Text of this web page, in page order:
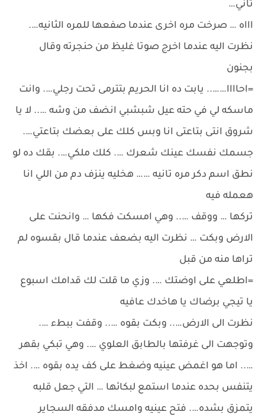
تاني…
اااه … صرخت مره اخرى عندما صفعها للمره الثانيه….
نظرت اليه عندما اخرج صوتا غليظ من حنجرته وقال
بجنون
=احاااا…….. يابت ده انا الحريم بتترمى تحت رجلي…. وانت
ماسكه لي في حته عيل شبشبي انضف من وشه ….. لا يا
شروق انتى بتاعتى انا وبس كلك على بعضك بتاعتي….
جسمك نفسك عينك شعرك …. كلك ملكي…. بقك ده لو
نطق اسم دكر مره تانيه …… هخليه ينزف دم من اللي انا
هعمله فيه
تركها … ووقف ….. وهي امسكت فكها … وانحنت على
الارض وبكت … نظرت اليه بضعف عندما قال بقسوه لم
تراها منه من قبل
=اطلعي على اوضتك …. وزي ما قلت لك قدامك اسبوع
يا تيجي برضاك يا هاخدك عافيه
نظرت الى الارض….. وبكت بقوه ….. وقفت ببطء ….
وتوجهت الى غرفتها بالطابق العلوي …. وهي تبكي بقهر
….. اما هو اغمض عينيه وضغط على كف يده بقوه …. اخذ
يتنفس بحده عندما استمع لبكائها … التي جعل قلبه
يتمزق بشده…. فتح عينيه وامسك مدفقه السجاير